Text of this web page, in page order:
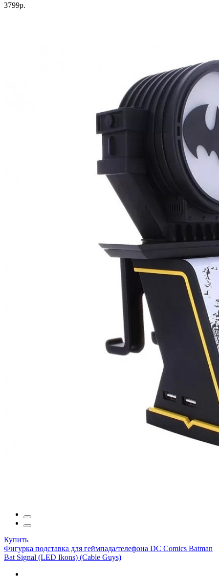
3799р.
Купить
Фигурка подставка для геймпада/телефона DC Comics Batman
Bat Signal (LED Ikons) (Cable Guys)